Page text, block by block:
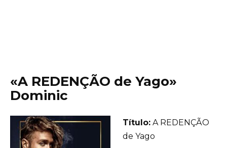
«A REDENÇÃO de Yago»
Dominic
Título: A REDENÇÃO
de Yago